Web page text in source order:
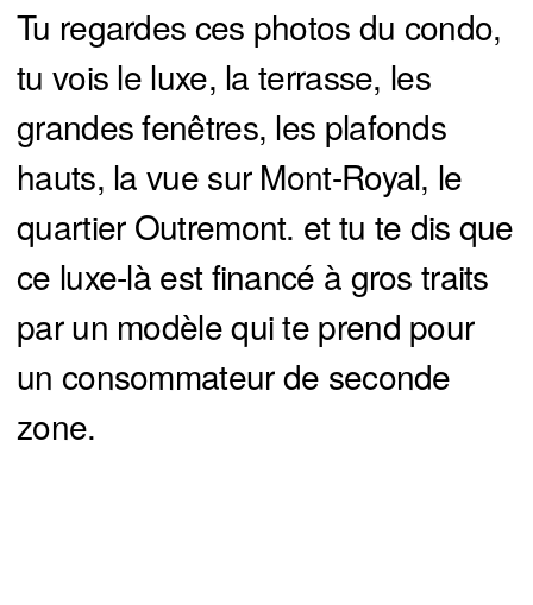
Tu regardes ces photos du condo,
tu vois le luxe, la terrasse, les
grandes fenêtres, les plafonds
hauts, la vue sur Mont-Royal, le
quartier Outremont. et tu te dis que
ce luxe-là est financé à gros traits
par un modèle qui te prend pour
un consommateur de seconde
zone.